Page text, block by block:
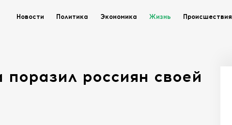
Новости Политика Экономика Жизнь Происшествия
россиян своей